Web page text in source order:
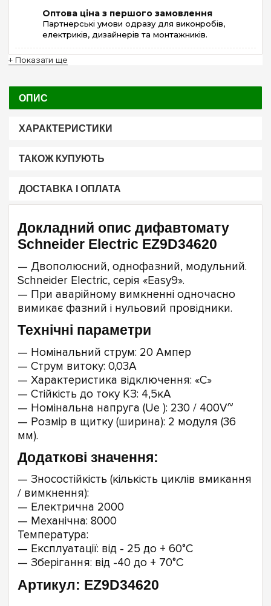
Оптова ціна з першого замовлення
Партнерські умови одразу для виконробів,
електриків, дизайнерів та монтажників.
+ Показати ще
ОПИС
ХАРАКТЕРИСТИКИ
ТАКОЖ КУПУЮТЬ
ДОСТАВКА І ОПЛАТА
Докладний опис дифавтомату
Schneider Electric EZ9D34620
— Двополюсний, однофазний, модульний.
Schneider Electric, серія «Easy9».
— При аварійному вимкненні одночасно
вимикає фазний і нульовий провідники.
Технічні параметри
— Номінальний струм: 20 Ампер
— Струм витоку: 0,03А
— Характеристика відключення: «C»
— Стійкість до току КЗ: 4,5кА
— Номінальна напруга (Ue ): 230 / 400V~
— Розмір в щитку (ширина): 2 модуля (36
мм).
Додаткові значення:
— Зносостійкість (кількість циклів вмикання
/ вимкнення):
— Електрична 2000
— Механічна: 8000
Температура:
— Експлуатації: від - 25 до + 60°C
— Зберігання: від -40 до + 70°C
Артикул: EZ9D34620